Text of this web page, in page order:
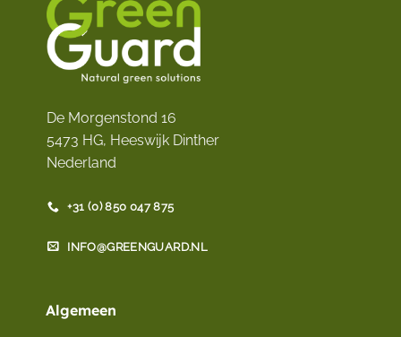
De Morgenstond 16
5473 HG, Heeswijk Dinther
Nederland
+31 (0) 850 047 875
INFO@GREENGUARD.NL
Algemeen